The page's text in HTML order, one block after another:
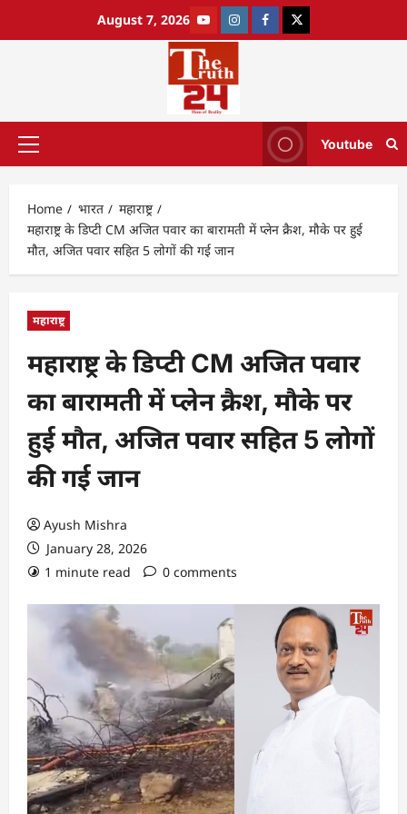
August 7, 2026
Youtube
Home भारत
महाराष्ट्र
महाराष्ट्र के डिप्टी CM अजित पवार का बारामती में प्लेन क्रैश, मौके पर हुई
मौत, अजित पवार सहित 5 लोगों की गई जान
महाराष्ट्र
महाराष्ट्र के डिप्टी CM अजित पवार
का बारामती में प्लेन क्रैश, मौके पर
हुई मौत, अजित पवार सहित 5 लोगों
की गई जान
Ayush Mishra
January 28, 2026
1 minute read
0 comments